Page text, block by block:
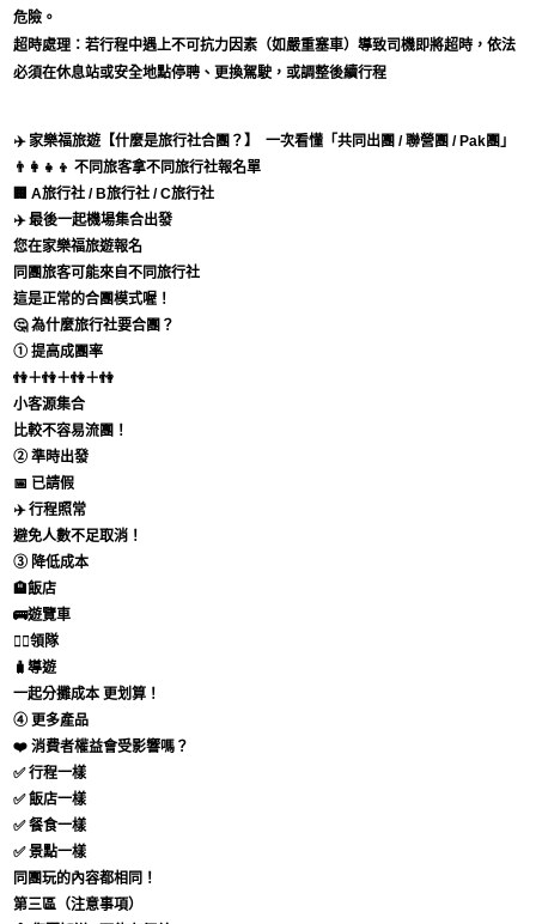
危險。
超時處理：若行程中遇上不可抗力因素（如嚴重塞車）導致司機即將超時，依法
必須在休息站或安全地點停聘、更換駕駛，或調整後續行程
✈️ 家樂福旅遊【什麼是旅行社合團？】一次看懂「共同出團 / 聯營團 / Pak團」
👨‍👩‍👧‍👦 不同旅客拿不同旅行社報名單
🏢 A旅行社 / B旅行社 / C旅行社
✈️ 最後一起機場集合出發
您在家樂福旅遊報名
同團旅客可能來自不同旅行社
這是正常的合團模式喔！
🤔 為什麼旅行社要合團？
① 提高成團率
👫＋👫＋👫＋👫
小客源集合
比較不容易流團！
② 準時出發
📅 已請假
✈️ 行程照常
避免人數不足取消！
③ 降低成本
🏨飯店
🚌遊覽車
👨‍✈️領隊
🧳導遊
一起分攤成本 更划算！
④ 更多產品
❤️ 消費者權益會受影響嗎？
✅ 行程一樣
✅ 飯店一樣
✅ 餐食一樣
✅ 景點一樣
同團玩的內容都相同！
第三區（注意事項）